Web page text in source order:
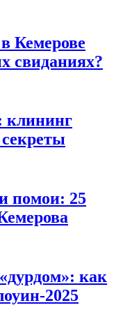
Кемерове
свиданиях?
клининг
помои: 25
как
2025